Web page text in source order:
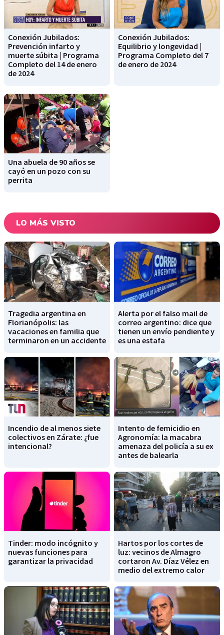
Conexión Jubilados:
Prevención infarto y
muerte súbita | Programa
Completo del 14 de enero
de 2024
Conexión Jubilados:
Equilibrio y longevidad |
Programa Completo del 7
de enero de 2024
Una abuela de 90 años se
cayó en un pozo con su
perrita
LO MÁS VISTO
Tragedia argentina en
Florianópolis: las
vacaciones en familia que
terminaron en un accidente
Alerta por el falso mail de
correo argentino: dice que
tienen un envío pendiente y
es una estafa
Incendio de al menos siete
colectivos en Zárate: ¿fue
intencional?
Intento de femicidio en
Agronomía: la macabra
amenaza del policía a su ex
antes de balearla
Tinder: modo incógnito y
nuevas funciones para
garantizar la privacidad
Hartos por los cortes de
luz: vecinos de Almagro
cortaron Av. Díaz Vélez en
medio del extremo calor